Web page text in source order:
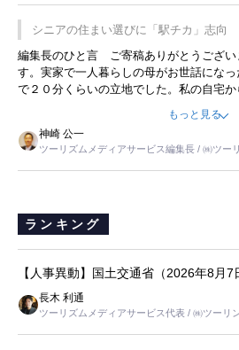
プレミアムヨーグルトを販売するにあた
です。永井社長は、駐車場に都内ナンバ
ことに目をつけ、高級商品でも売れると確
事を懐かしく読みました。
シニアの住まい選びに「駅チカ」志向
暮らし
編集長のひと言 ご寄稿ありがとうござい
す。実家で一人暮らしの母がお世話にな
で２０分くらいの立地でした。私の自宅
ました。母の住まいから近いという理由
すが、私と妹にとっては、半日仕事でで
は、当人だけではなく、世話をする家族
と思いました。
もっと見る
神崎 公一
ツーリズムメディアサービス編集長 / ㈱ツー
ランキング
【人事異動】国土交通省（2026年8月
長木 利通
ツーリズムメディアサービス代表 / ㈱ツーリ